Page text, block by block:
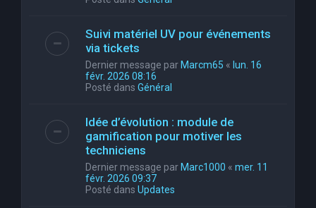
Suivi matériel UV pour événements
via tickets
Dernier message par Marcm65 « lun. 16
févr. 2026 08:16
Posté dans Général
Idée d’évolution : module de
gamification pour motiver les
techniciens
Dernier message par Marc1000 « mer. 11
févr. 2026 09:37
Posté dans Updates